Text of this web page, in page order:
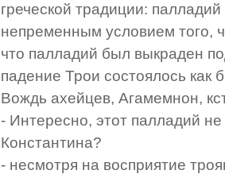
греческой традиции:
непременным условием того,
что палладий был выкраден
падение Трои состоялось
Вождь ахейцев, Агамемнон,
- Интересно, этот палладий
Константина?
- несмотря на восприятие